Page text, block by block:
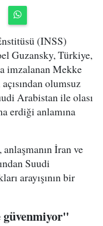
(INSS)
Guzansky, Türkiye,
imzalanan Mekke
olumsuz
Arabistan ile olası
erdiği anlamına
İran ve
Suudi
arayışının bir
güvenmiyor"